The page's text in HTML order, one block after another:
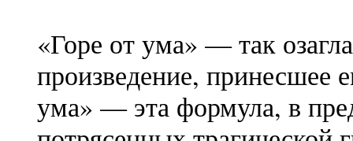
«Горе от ума» — так
произведение, принесшее
ума» — эта формула, в